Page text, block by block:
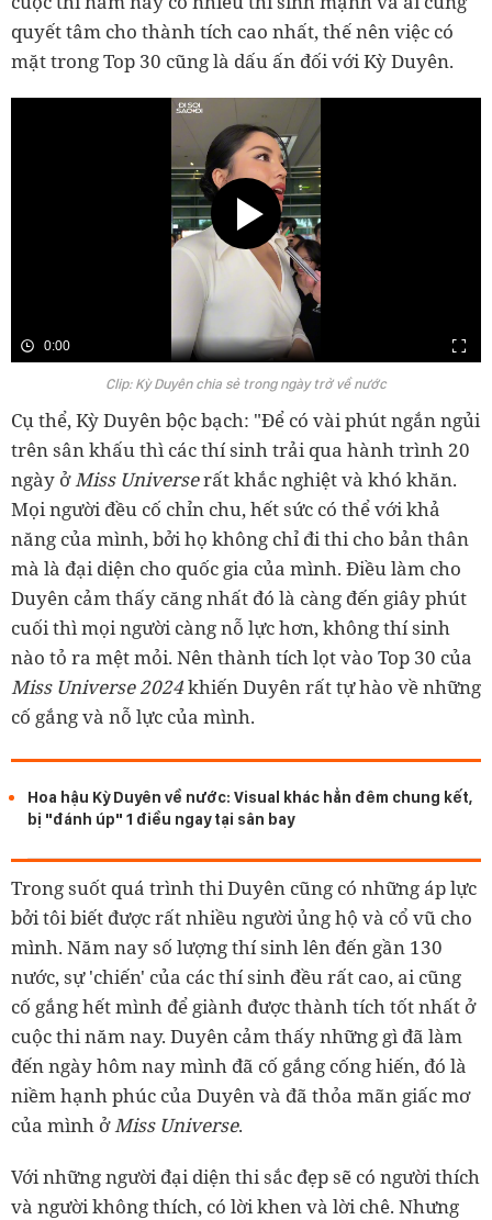
quyết tâm cho thành tích cao nhất, thế nên việc có
mặt trong Top 30 cũng là dấu ấn đối với Kỳ Duyên.
0:00
Clip: Kỳ Duyên chia sẻ trong ngày trở về nước
Cụ thể, Kỳ Duyên bộc bạch: "Để có vài phút ngắn ngủi
trên sân khấu thì các thí sinh trải qua hành trình 20
ngày ởMiss Universerất khắc nghiệt và khó khăn.
Mọi người đều cố chỉn chu, hết sức có thể với khả
năng của mình, bởi họ không chỉ đi thi cho bản thân
mà là đại diện cho quốc gia của mình. Điều làm cho
Duyên cảm thấy căng nhất đó là càng đến giây phút
cuối thì mọi người càng nỗ lực hơn, không thí sinh
nào tỏ ra mệt mỏi. Nên thành tích lọt vào Top 30 của
Miss Universe 2024khiến Duyên rất tự hào về những
cố gắng và nỗ lực của mình.
Hoa hậu Kỳ Duyên về nước: Visual khác hẳn đêm chung kết,
bị "đánh úp" 1 điều ngay tại sân bay
Trong suốt quá trình thi Duyên cũng có những áp lực
bởi tôi biết được rất nhiều người ủng hộ và cổ vũ cho
mình. Năm nay số lượng thí sinh lên đến gần 130
nước, sự 'chiến' của các thí sinh đều rất cao, ai cũng
cố gắng hết mình để giành được thành tích tốt nhất ở
cuộc thi năm nay. Duyên cảm thấy những gì đã làm
đến ngày hôm nay mình đã cố gắng cống hiến, đó là
niềm hạnh phúc của Duyên và đã thỏa mãn giấc mơ
của mình ởMiss Universe.
Với những người đại diện thi sắc đẹp sẽ có người thích
và người không thích, có lời khen và lời chê. Nhưng